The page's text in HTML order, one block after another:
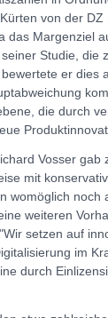
von der DZ
das Margenziel
Studie, die
er dies
die durch
Vosser gab
mit
womöglich noch
weiteren
setzen auf
im
durch